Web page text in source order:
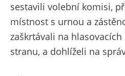
sestavili volební komisi,
místnost s urnou a
zaškrtávali na
stranu, a dohlíželi na